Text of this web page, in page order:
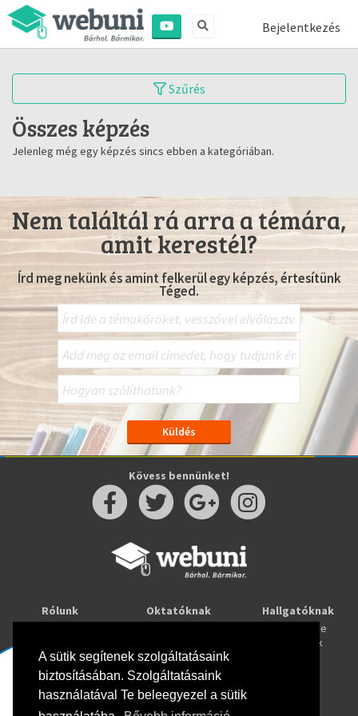
A sütik segítenek szolgáltatásaink
biztosításában. Szolgáltatásaink
használatával Te beleegyezel a sütik
Bejelentkezés
Szűrés
Összes képzés
Jelenleg még egy képzés sincs ebben a kategóriában.
Nem találtál rá arra a témára,
amit kerestél?
Írd meg nekünk és amint felkerül egy képzés, értesítünk
Téged.
Kövess bennünket!
Rólunk
Oktatóknak
Webuni Stúdió
Hallgatóknak
Tanulj online
Képzések
Info
Adatkezelési tájékoztató
ÁSZF